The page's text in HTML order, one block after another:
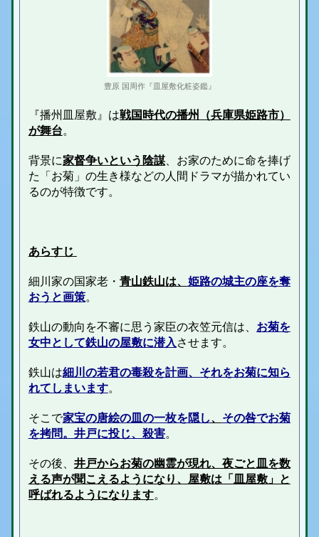
豊原 国周作『皿屋敷化粧姿鑑』
『播州皿屋敷』は戦国時代の播州（兵庫県姫路市）
が舞台。
背景に家督争いという陰謀、お家のために命を捧げ
た「お菊」の生き様などの人間ドラマが描かれてい
るのが特徴です。
あらすじ
細川家の国家老・ 青山鉄山は、 姫路の城主の座を奪
おうと画策。
鉄山の動向を不審に思う家臣の衣笠元信は、 お菊を
女中として鉄山の屋敷に潜入させます。
鉄山は細川の若君の毒殺を計画、それをお菊に知ら
れてしまいます。
そこで家宝の唐絵の皿の一枚を隠し、 その咎でお菊
を拷問。井戸に投じ、殺害。
その後、 井戸からお菊の幽霊が現れ、夜ごと皿を数
える声が聞こえるようになり、屋敷は「皿屋敷」と
呼ばれるようになります。